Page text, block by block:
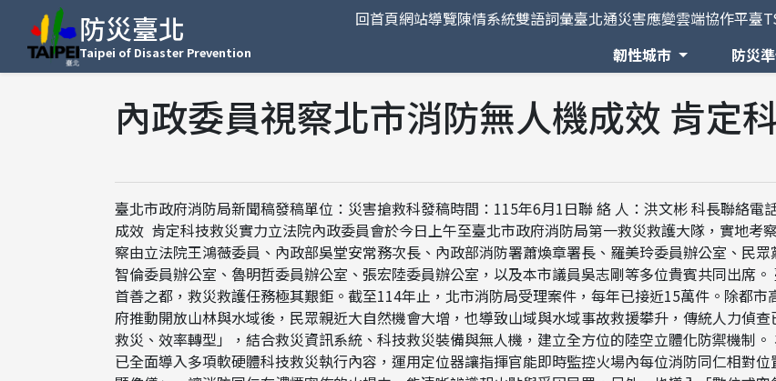
防災臺北
Taipei of Disaster Prevention
回首頁網站導覽陳情系統雙語詞彙臺北通災害應變雲端協作平臺
韌性城市
防災
內政委員視察北市消防無人機成效 肯定
臺北市政府消防局新聞稿發稿單位：災害搶救科發稿時間：115年6月1日聯 絡 人：洪文彬 科長聯絡
成效 肯定科技救災實力立法院內政委員會於今日上午至臺北市政府消防局第一救災救護大隊，實地考
察由立法院王鴻薇委員、內政部吳堂安常務次長、內政部消防署蕭煥章署長、羅美玲委員辦公室、民
智倫委員辦公室、魯明哲委員辦公室、張宏陸委員辦公室，以及本市議員吳志剛等多位貴賓共同出席
首善之都，救災救護任務極其艱鉅。截至114年止，北市消防局受理案件，每年已接近15萬件。除都
府推動開放山林與水域後，民眾親近大自然機會大增，也導致山域與水域事故救援攀升，傳統人力偵
救災、效率轉型」，結合救災資訊系統、科技救災裝備與無人機，建立全方位的陸空立體化防禦機制
已全面導入多項軟硬體科技救災執行內容，運用定位器讓指揮官能即時監控火場內每位消防同仁相對